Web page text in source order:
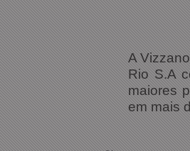
A
Rio S.A
maiores
em mais